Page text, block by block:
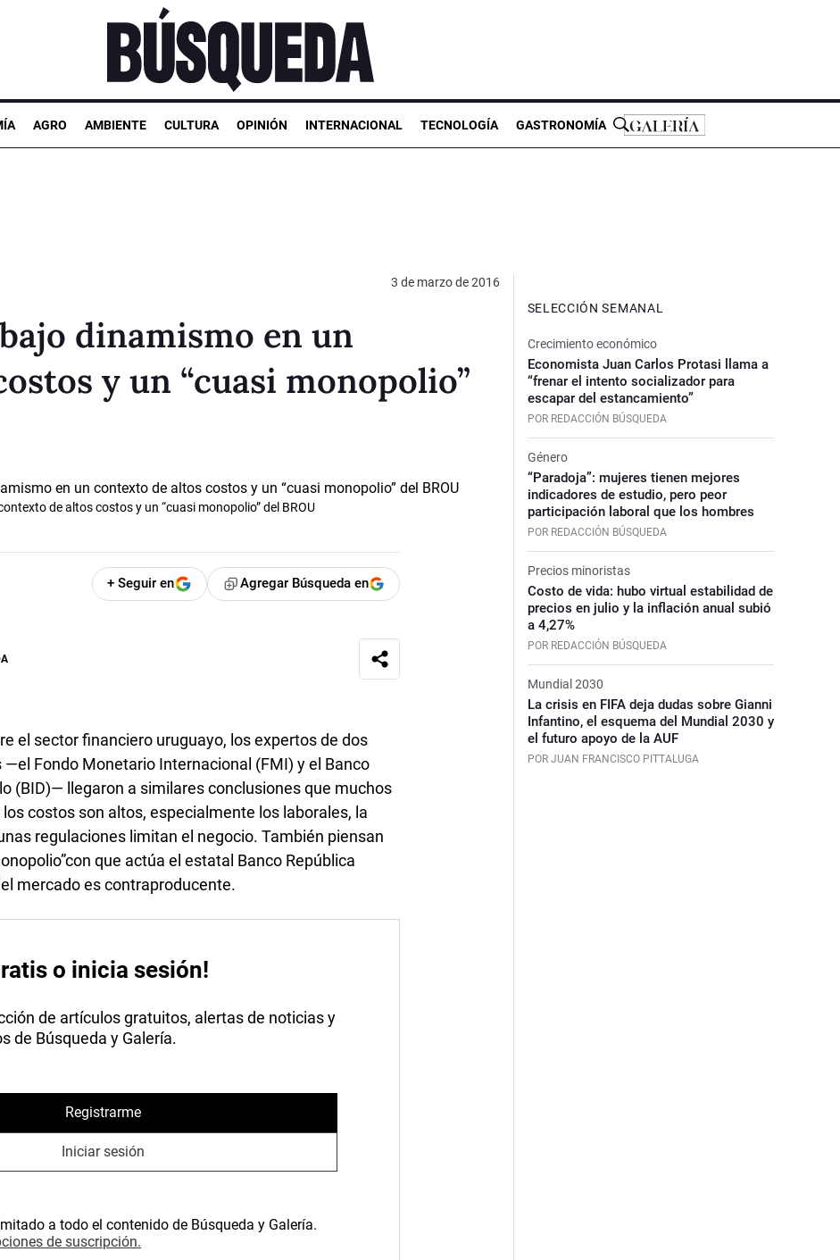
AGRO AMBIENTE CULTURA OPINIÓN INTERNACIONAL TECNOLOGÍA GASTRONOMÍA
3 de marzo de 2016
dinamismo en un
y un “cuasi monopolio”
de altos costos y un “cuasi monopolio” del BROU
+ Seguir en Agregar Búsqueda en
el sector financiero uruguayo, los expertos de dos
Fondo Monetario Internacional (FMI) y el Banco
(BID)— llegaron a similares conclusiones que muchos
costos son altos, especialmente los laborales, la
regulaciones limitan el negocio. También piensan
que actúa el estatal Banco República
mercado es contraproducente.
o inicia sesión!
de artículos gratuitos, alertas de noticias y
de Búsqueda y Galería.
Registrarme
Iniciar sesión
a todo el contenido de Búsqueda y Galería.
de suscripción.
SELECCIÓN SEMANAL
Crecimiento económico
Economista Juan Carlos Protasi llama a
“frenar el intento socializador para
escapar del estancamiento”
POR REDACCIÓN BÚSQUEDA
Género
“Paradoja”: mujeres tienen mejores
indicadores de estudio, pero peor
participación laboral que los hombres
POR REDACCIÓN BÚSQUEDA
Precios minoristas
Costo de vida: hubo virtual estabilidad de
precios en julio y la inflación anual subió
a 4,27%
POR REDACCIÓN BÚSQUEDA
Mundial 2030
La crisis en FIFA deja dudas sobre Gianni
Infantino, el esquema del Mundial 2030 y
el futuro apoyo de la AUF
POR JUAN FRANCISCO PITTALUGA